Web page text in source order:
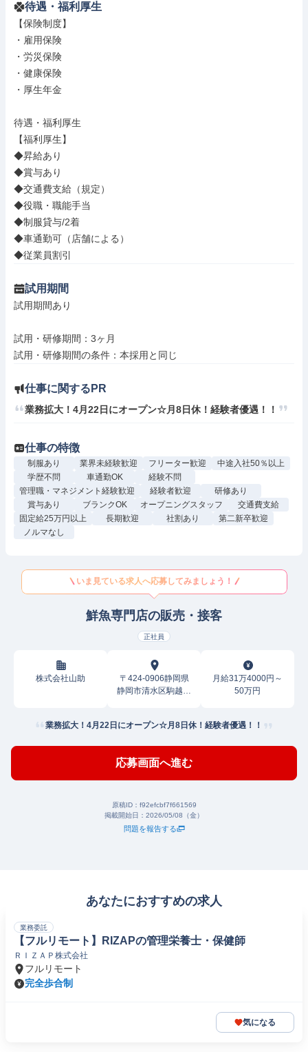
待遇・福利厚生
【保険制度】
・雇用保険
・労災保険
・健康保険
・厚生年金
待遇・福利厚生
【福利厚生】
◆昇給あり
◆賞与あり
◆交通費支給（規定）
◆役職・職能手当
◆制服貸与/2着
◆車通勤可（店舗による）
◆従業員割引
試用期間
試用期間あり
試用・研修期間：3ヶ月
仕事に関するPR
業務拡大！4月22日にオープン☆月8日休！経験者優遇！！
仕事の特徴
制服あり 業界未経験歓迎 フリーター歓迎
中途入社50％以上
学歴不問
車通勤OK
経験不問
管理職・マネジメント経験歓迎
経験者歓迎
研修あり
賞与あり
ブランクOK オープニングスタッフ
交通費支給
固定給25万円以上
長期歓迎 社割あり
第二新卒歓迎
ノルマなし
いま見ている求人へ応募してみましょう！
鮮魚専門店の販売・接客
正社員
株式会社山助
〒424-0906静岡県
静岡市清水区駒越北
月給31万4000円～
50万円
業務拡大！4月22日にオープン☆月8日休！経験者優遇！！
応募画面へ進む
原稿ID： f92efcbf7f661569
掲載開始日： 2026/05/08（金）
問題を報告する
あなたにおすすめの求人
業務委託
【フルリモート】RIZAPの管理栄養士・保健師
ＲＩＺＡＰ株式会社
フルリモート
完全歩合制
気になる